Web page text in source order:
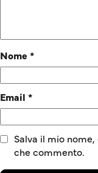
Nome *
Email *
Salva il mio
che commento.